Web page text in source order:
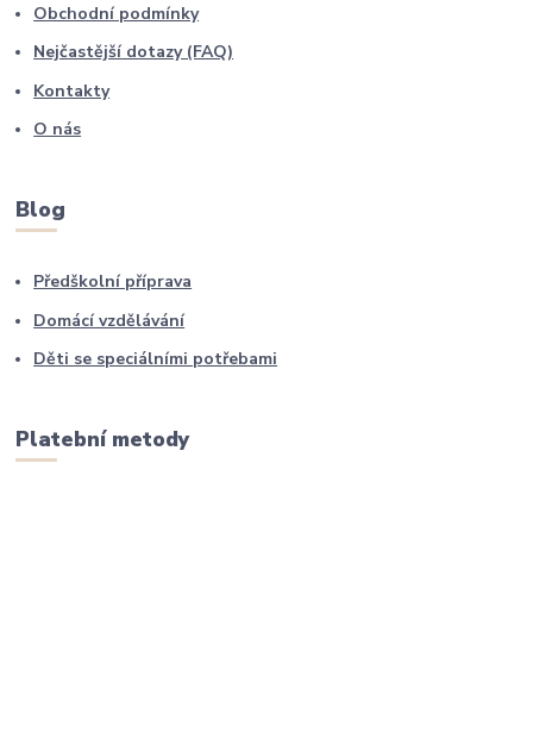
Obchodní podmínky
Nejčastější dotazy (FAQ)
Kontakty
O nás
Blog
Předškolní příprava
Domácí vzdělávání
Děti se speciálními potřebami
Platební metody